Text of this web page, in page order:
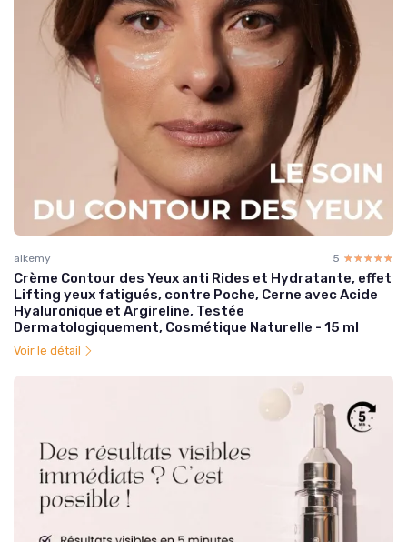
alkemy 5 ☆☆☆☆☆
★★★★★
Crème Contour des Yeux anti Rides et Hydratante, effet
Lifting yeux fatigués, contre Poche, Cerne avec Acide
Hyaluronique et Argireline, Testée
Dermatologiquement, Cosmétique Naturelle - 15 ml
Voir le détail